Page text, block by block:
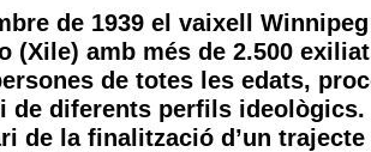
de 1939 el vaixell
(Xile) amb més de 2.500
de totes les edats,
de diferents perfils ideològics.
de la finalització d’un